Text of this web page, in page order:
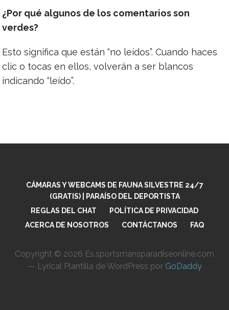
¿Por qué algunos de los comentarios son
verdes?
Esto significa que están “no leídos”. Cuando haces
clic o tocas en ellos, volverán a ser blancos
indicando “leído”.
CÁMARAS Y WEBCAMS DE FAUNA SILVESTRE 24/7
(GRATIS) | PARAÍSO DEL DEPORTISTA
REGLAS DEL CHAT
POLÍTICA DE PRIVACIDAD
ACERCA DE NOSOTROS
CONTÁCTANOS FAQ
Copyright © 2026 Es.sportsmansparadiseonline.com
— Lyrical Plantilla de WordPress por GoDaddy